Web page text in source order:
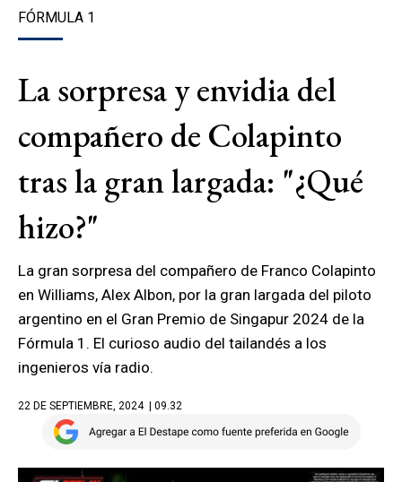
FÓRMULA 1
La sorpresa y envidia del
compañero de Colapinto
tras la gran largada: "¿Qué
hizo?"
La gran sorpresa del compañero de Franco Colapinto
en Williams, Alex Albon, por la gran largada del piloto
argentino en el Gran Premio de Singapur 2024 de la
Fórmula 1. El curioso audio del tailandés a los
ingenieros vía radio.
22 DE SEPTIEMBRE, 2024 | 09.32